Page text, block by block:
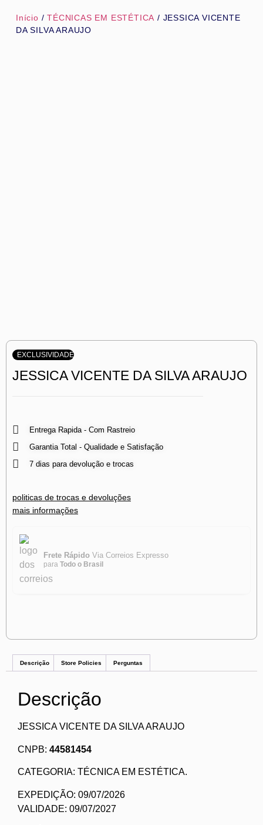
Início /TÉCNICAS EM ESTÉTICA / JESSICA VICENTE
DA SILVA ARAUJO
EXCLUSIVIDADE
JESSICA VICENTE DA SILVA ARAUJO
Entrega Rapida - Com Rastreio
Garantia Total - Qualidade e Satisfação
7 dias para devolução e trocas
politicas de trocas e devoluções
mais informações
Frete Rápido Via Correios Expresso
para Todo o Brasil
Descrição Store Policies Perguntas
Descrição
JESSICA VICENTE DA SILVA ARAUJO
CNPB: 44581454
CATEGORIA: TÉCNICA EM ESTÉTICA.
EXPEDIÇÃO: 09/07/2026
VALIDADE: 09/07/2027